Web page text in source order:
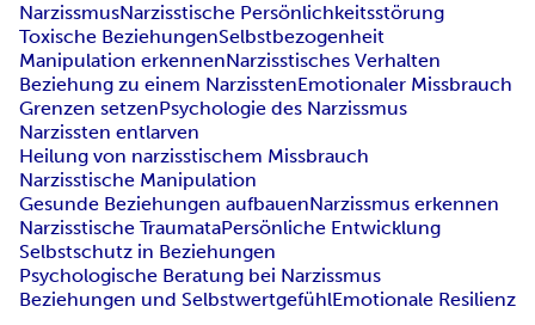
NarzissmusNarzisstische Persönlichkeitsstörung
Toxische BeziehungenSelbstbezogenheit
Manipulation erkennenNarzisstisches Verhalten
Beziehung zu einem NarzisstenEmotionaler Missbrauch
Grenzen setzenPsychologie des Narzissmus
Narzissten entlarven
Heilung von narzisstischem Missbrauch
Narzisstische Manipulation
Gesunde Beziehungen aufbauenNarzissmus erkennen
Narzisstische TraumataPersönliche Entwicklung
Selbstschutz in Beziehungen
Psychologische Beratung bei Narzissmus
Beziehungen und SelbstwertgefühlEmotionale Resilienz